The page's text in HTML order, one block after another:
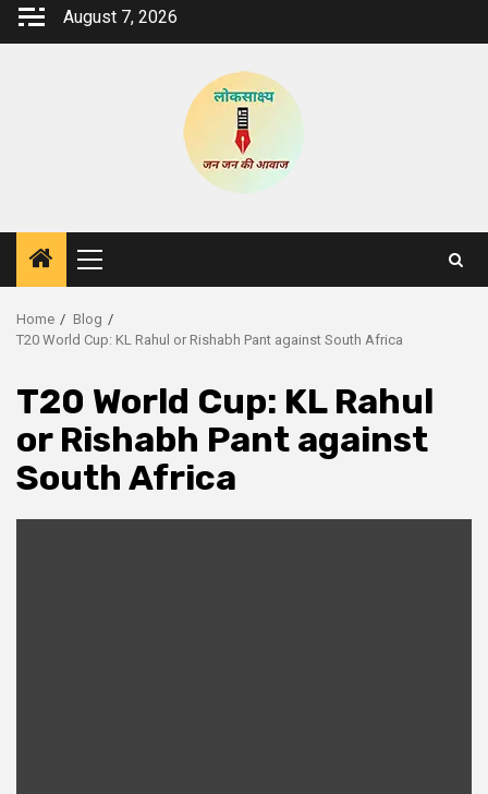
Skip
August 7, 2026
Primary
Menu
Home
Blog
T20 World Cup: KL Rahul or Rishabh Pant against South Africa
T20 World Cup: KL Rahul
or Rishabh Pant against
South Africa